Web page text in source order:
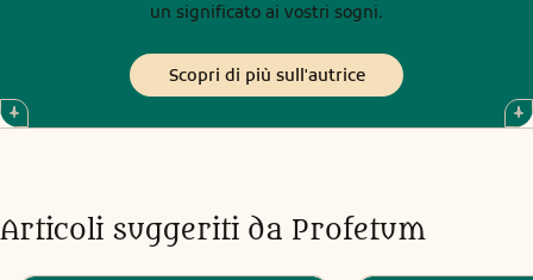
un significato ai vostri sogni.
Scopri di più sull'autrice
Articoli suggeriti da Profetum